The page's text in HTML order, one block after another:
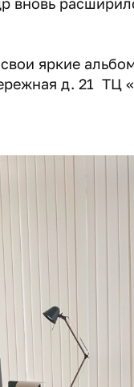
свои яркие
д. 21 ТЦ